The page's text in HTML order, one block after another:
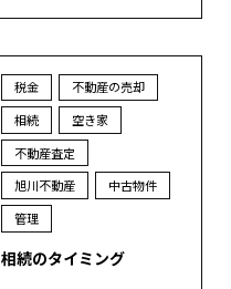
税金
不動産の売却
相続
空き家
不動産査定
旭川不動産
中古物件
管理
相続のタイミング